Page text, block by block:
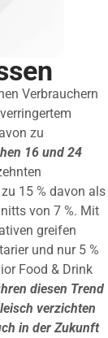
Verbrauchern
zu
16 und 24
15 % davon als
von 7 %. Mit
greifen
und nur 5 %
Food & Drink
diesen Trend
verzichten
in der Zukunft